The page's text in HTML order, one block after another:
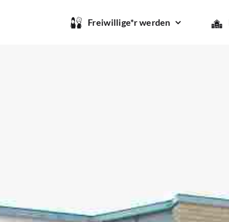
Freiwillige*r werden